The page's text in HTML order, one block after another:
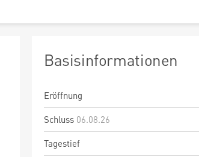
Basisinformationen
Eröffnung
Schluss 06.08.26
Tagestief